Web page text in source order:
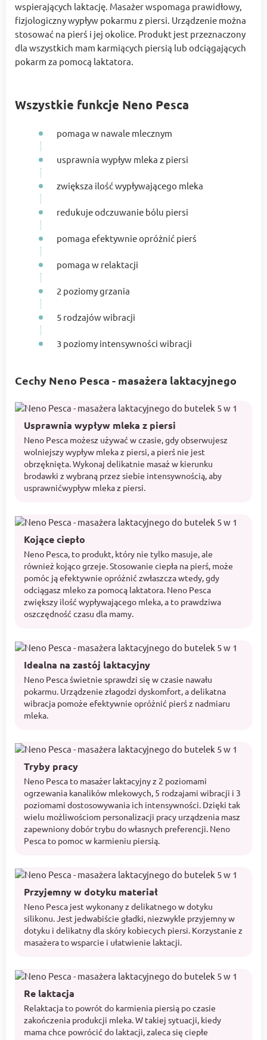
wspierających laktację. Masażer wspomaga prawidłowy,
ﬁzjologiczny wypływ pokarmu z piersi. Urządzenie można
stosować na pierś i jej okolice. Produkt jest przeznaczony
dla wszystkich mam karmiących piersią lub odciągających
pokarm za pomocą laktatora.
Wszystkie funkcje Neno Pesca
pomaga w nawale mlecznym
usprawnia wypływ mleka z piersi
zwiększa ilość wypływającego mleka
redukuje odczuwanie bólu piersi
pomaga efektywnie opróżnić pierś
pomaga w relaktacji
2 poziomy grzania
5 rodzajów wibracji
3 poziomy intensywności wibracji
Cechy Neno Pesca - masażera laktacyjnego
Usprawnia wypływ mleka z piersi
Neno Pesca możesz używać w czasie, gdy obserwujesz
wolniejszy wypływ mleka z piersi, a pierś nie jest
obrzęknięta. Wykonaj delikatnie masaż w kierunku
brodawki z wybraną przez siebie intensywnością, aby
usprawnićwypływ mleka z piersi.
Kojące ciepło
Neno Pesca, to produkt, który nie tylko masuje, ale
również kojąco grzeje. Stosowanie ciepła na pierś, może
pomóc ją efektywnie opróżnić zwłaszcza wtedy, gdy
odciągasz mleko za pomocą laktatora. Neno Pesca
zwiększy ilość wypływającego mleka, a to prawdziwa
oszczędność czasu dla mamy.
Idealna na zastój laktacyjny
Neno Pesca świetnie sprawdzi się w czasie nawału
pokarmu. Urządzenie złagodzi dyskomfort, a delikatna
wibracja pomoże efektywnie opróżnić pierś z nadmiaru
mleka.
Tryby pracy
Neno Pesca to masażer laktacyjny z 2 poziomami
ogrzewania kanalików mlekowych, 5 rodzajami wibracji i 3
poziomami dostosowywania ich intensywności. Dzięki tak
wielu możliwościom personalizacji pracy urządzenia masz
zapewniony dobór trybu do własnych preferencji. Neno
Pesca to pomoc w karmieniu piersią.
Przyjemny w dotyku materiał
Neno Pesca jest wykonany z delikatnego w dotyku
silikonu. Jest jedwabiście gładki, niezwykle przyjemny w
dotyku i delikatny dla skóry kobiecych piersi. Korzystanie z
masażera to wsparcie i ułatwienie laktacji.
Re laktacja
Relaktacja to powrót do karmienia piersią po czasie
zakończenia produkcji mleka. W takiej sytuacji, kiedy
mama chce powrócić do laktacji, zaleca się ciepłe